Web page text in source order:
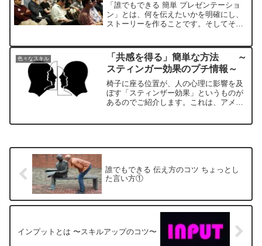
「誰でもできる 簡単 プレゼンテーショ
ン」とは、何を伝えたいかを明確にし、
ストーリーを作ることです。そしてその
はなく、時間に応じて絞り込むことが重
要です。それによって、伝わるストーリ
ーが出来上がっていきます。
色々なスキル
「共感を得る」簡単な方法 ～
スティンガー効果のプチ情報～
椅子に座る位置が、人の心理に影響を及
ぼす「スティンザー効果」というものが
あるのでご紹介します。これは、アメリ
ています。
誰でもできる 伝え方のコツ ちょっとし
た言い方①
インプットとは 〜スキルアップのコツ〜